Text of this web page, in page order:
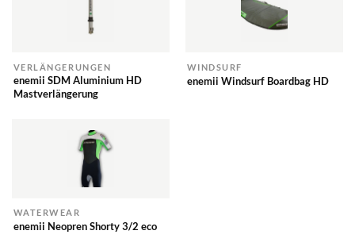
VERLÄNGERUNGEN
enemii SDM Aluminium HD
Mastverlängerung
WINDSURF
enemii Windsurf Boardbag HD
WATERWEAR
enemii Neopren Shorty 3/2 eco